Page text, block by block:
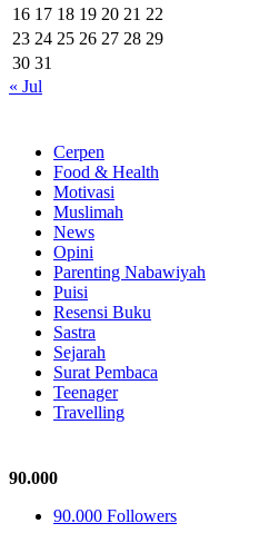
16 17 18 19 20 21 22
23 24 25 26 27 28 29
30 31
« Jul
Cerpen
Food & Health
Motivasi
Muslimah
News
Opini
Parenting Nabawiyah
Puisi
Resensi Buku
Sastra
Sejarah
Surat Pembaca
Teenager
Travelling
90.000
90.000 Followers